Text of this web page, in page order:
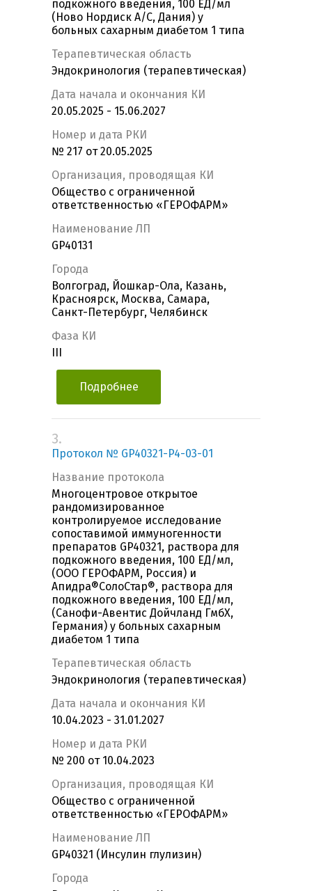
подкожного введения, 100 ЕД/мл
(Ново Нордиск А/С, Дания) у
больных сахарным диабетом 1 типа
Терапевтическая область
Эндокринология (терапевтическая)
Дата начала и окончания КИ
20.05.2025 - 15.06.2027
Номер и дата РКИ
№ 217 от 20.05.2025
Организация, проводящая КИ
Общество с ограниченной
ответственностью «ГЕРОФАРМ»
Наименование ЛП
GP40131
Города
Волгоград, Йошкар-Ола, Казань,
Красноярск, Москва, Самара,
Санкт-Петербург, Челябинск
Фаза КИ
Подробнее
3.
Протокол № GP40321-P4-03-01
Название протокола
Многоцентровое открытое
рандомизированное
контролируемое исследование
сопоставимой иммуногенности
препаратов GP40321, раствора для
подкожного введения, 100 ЕД/мл,
(ООО ГЕРОФАРМ, Россия) и
Апидра®СолоСтар®, раствора для
подкожного введения, 100 ЕД/мл,
(Санофи-Авентис Дойчланд ГмбХ,
Германия) у больных сахарным
диабетом 1 типа
Терапевтическая область
Эндокринология (терапевтическая)
Дата начала и окончания КИ
10.04.2023 - 31.01.2027
Номер и дата РКИ
№ 200 от 10.04.2023
Организация, проводящая КИ
Общество с ограниченной
ответственностью «ГЕРОФАРМ»
Наименование ЛП
GP40321 (Инсулин глулизин)
Города